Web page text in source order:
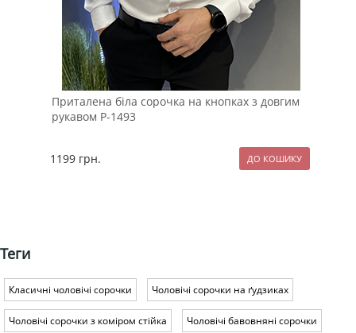
Приталена біла сорочка на кнопках з довгим
рукавом Р-1493
1199 грн.
Теги
Класичні чоловічі сорочки Чоловічі сорочки на ґудзиках
Чоловічі сорочки з коміром стійка Чоловічі бавовняні сорочки